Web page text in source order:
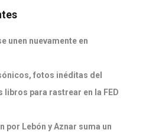
unen nuevamente en
fotos inéditas del
libros para rastrear en la FED
por Lebón y Aznar suma un